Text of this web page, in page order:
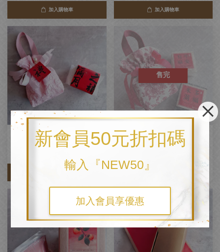
新會員50元折扣碼
輸入『NEW50』
加入會員享優惠
加入購物車 加入購物車
【花開‧福稻】浪漫粉 / 精緻布提
米禮
加入購物車
售完
【福滿‧成雙】米禮布禮袋
NT$ 280
優惠